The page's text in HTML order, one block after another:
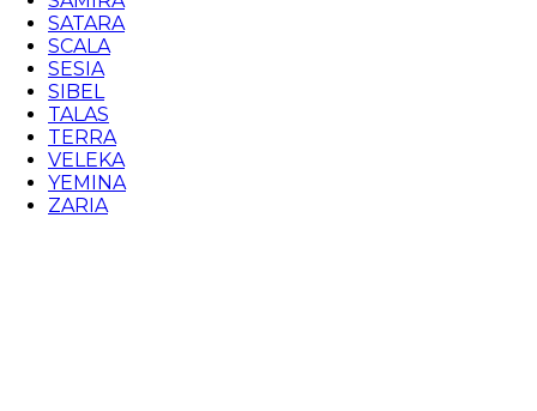
SATARA
SCALA
SESIA
SIBEL
TALAS
TERRA
VELEKA
YEMINA
ZARIA